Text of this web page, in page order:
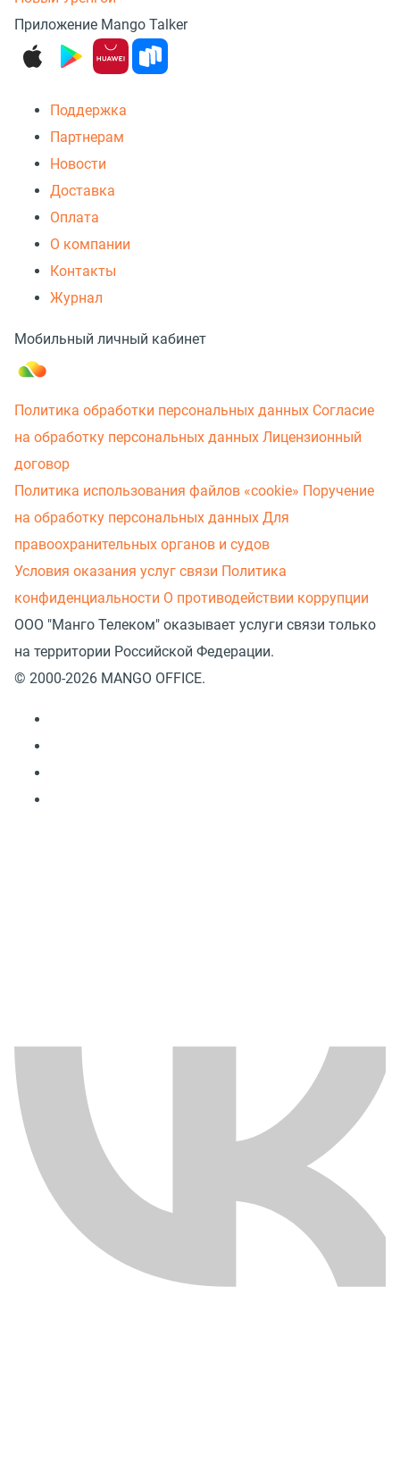
Приложение Mango Talker
Поддержка
Партнерам
Новости
Доставка
Оплата
О компании
Контакты
Журнал
Мобильный личный кабинет
Политика обработки персональных данных Согласие
на обработку персональных данных Лицензионный
договор
Политика использования файлов «cookie» Поручение
на обработку персональных данных Для
правоохранительных органов и судов
Условия оказания услуг связи Политика
конфиденциальности О противодействии коррупции
ООО "Манго Телеком" оказывает услуги связи только
на территории Российской Федерации.
© 2000-2026 MANGO OFFICE.